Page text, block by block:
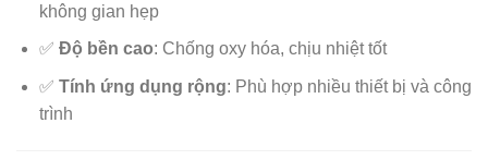
không gian hẹp
✅ Độ bền cao: Chống oxy hóa, chịu nhiệt tốt
✅ Tính ứng dụng rộng: Phù hợp nhiều thiết bị và công
trình